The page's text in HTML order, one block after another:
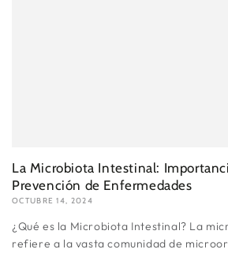
La Microbiota Intestinal:
Prevención de Enfermedades
OCTUBRE 14, 2024
¿Qué es la Microbiota Intestinal? La
refiere a la vasta comunidad de